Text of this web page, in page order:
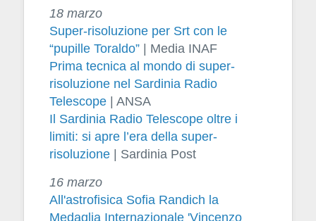
18 marzo
Super-risoluzione per Srt con le
“pupille Toraldo”| Media INAF
Prima tecnica al mondo di super-
risoluzione nel Sardinia Radio
Telescope | ANSA
Il Sardinia Radio Telescope oltre i
limiti: si apre l’era della super-
risoluzione| Sardinia Post
16 marzo
All'astrofisica Sofia Randich la
Medaglia Internazionale 'Vincenzo